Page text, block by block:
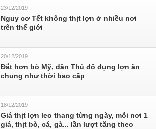
23/12/2019
Nguy cơ Tết không thịt lợn ở nhiều nơi
trên thế giới
20/12/2019
Đắt hơn bò Mỹ, dân Thủ đô đụng lợn ăn
chung như thời bao cấp
18/12/2019
Giá thịt lợn leo thang từng ngày, mỗi nơi 1
giá, thịt bò, cá, gà... lần lượt tăng theo